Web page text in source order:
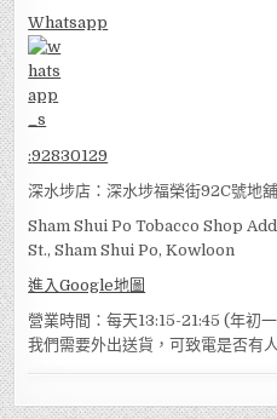
Whatsapp
:92830129
深水埗店：深水埗福榮街92C號地舖
Sham Shui Po Tobacco Shop
St., Sham Shui Po, Kowloon
進入Google地圖
營業時間：每天13:15-21:45 (年初
我們需要外出送貨，可致電是否有